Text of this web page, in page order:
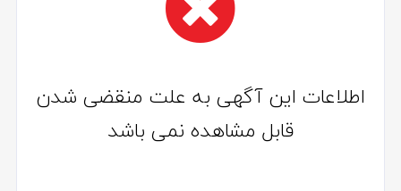
اطلاعات این آگهی به علت منقضی شدن
قابل مشاهده نمی باشد